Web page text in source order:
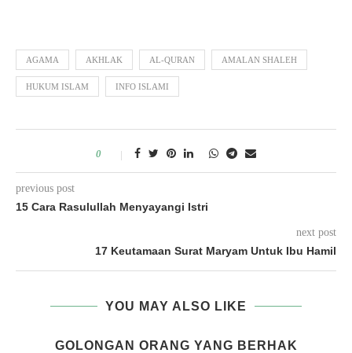
AGAMA AKHLAK AL-QURAN AMALAN SHALEH
HUKUM ISLAM INFO ISLAMI
0
previous post
15 Cara Rasulullah Menyayangi Istri
next post
17 Keutamaan Surat Maryam Untuk Ibu Hamil
YOU MAY ALSO LIKE
GOLONGAN ORANG YANG BERHAK